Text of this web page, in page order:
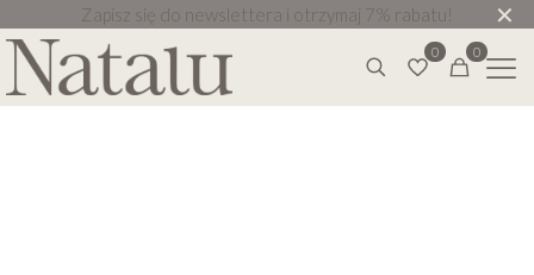
Zapisz się do newslettera i otrzymaj 7% rabatu! ✕
0 0